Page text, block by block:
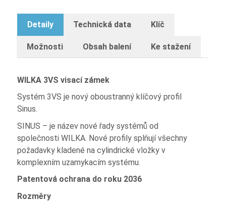
Detaily Technická data Klíč
Možnosti Obsah balení Ke stažení
WILKA 3VS visací zámek
Systém 3VS je nový oboustranný klíčový profil
Sinus.
SINUS – je název nové řady systémů od
společnosti WILKA. Nové profily splňují všechny
požadavky kladené na cylindrické vložky v
komplexním uzamykacím systému.
Patentová ochrana do roku 2036
Rozměry